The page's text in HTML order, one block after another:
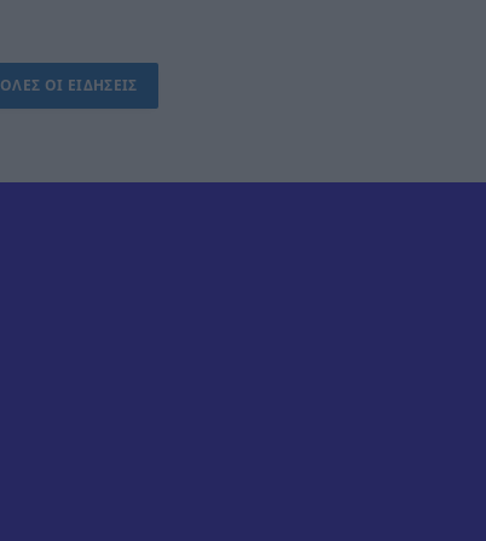
ΟΛΕΣ ΟΙ ΕΙΔΗΣΕΙΣ